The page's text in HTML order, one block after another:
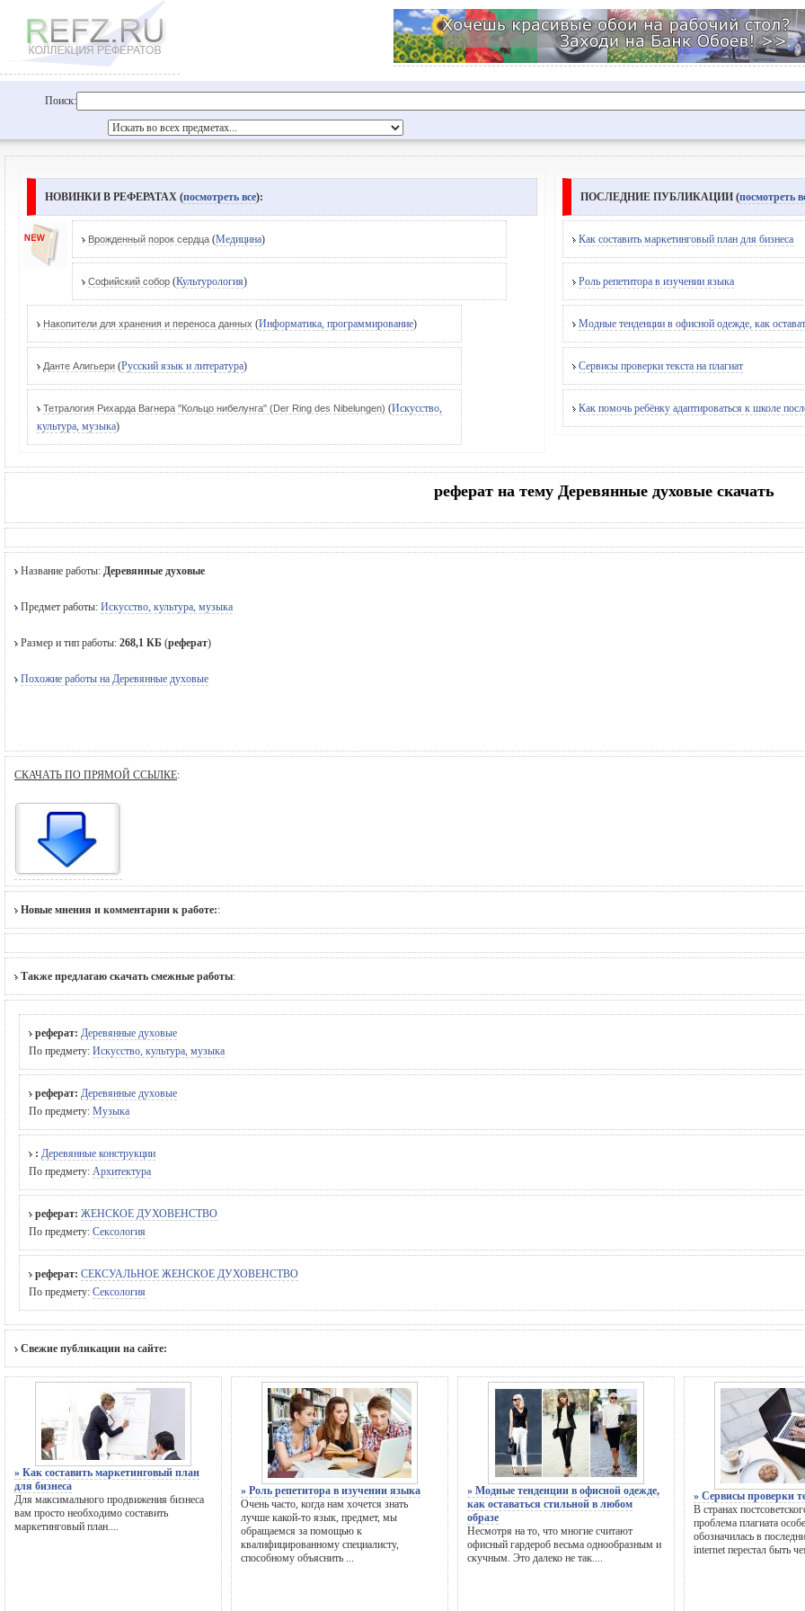
Поиск:
НОВИНКИ В РЕФЕРАТАХ (посмотреть все):
Врожденный порок сердца (Медицина)
Софийский собор (Культурология)
Накопители для хранения и переноса данных (Информатика, программирование)
Данте Алигьери (Русский язык и литература)
Тетралогия Рихарда Вагнера "Кольцо нибелунга" (Der Ring des Nibelungen) (Искусство,
культура, музыка)
ПОСЛЕДНИЕ ПУБЛИКАЦИИ (посмотреть
Как составить маркетинговый план для бизнеса
Роль репетитора в изучении языка
Модные тенденции в офисной одежде, как
Сервисы проверки текста на плагиат
Как помочь ребёнку адаптироваться к школе
реферат на тему Деревянные духовые скачать
Название работы: Деревянные духовые
Предмет работы: Искусство, культура, музыка
Размер и тип работы: 268,1 КБ (реферат)
Похожие работы на Деревянные духовые
СКАЧАТЬ ПО ПРЯМОЙ ССЫЛКЕ:
Новые мнения и комментарии к работе::
Также предлагаю скачать смежные работы:
реферат: Деревянные духовые
По предмету: Искусство, культура, музыка
реферат: Деревянные духовые
По предмету: Музыка
: Деревянные конструкции
По предмету: Архитектура
реферат: ЖЕНСКОЕ ДУХОВЕНСТВО
По предмету: Сексология
реферат: СЕКСУАЛЬНОЕ ЖЕНСКОЕ ДУХОВЕНСТВО
По предмету: Сексология
Свежие публикации на сайте:
» Как составить маркетинговый план
для бизнеса
Для максимального продвижения бизнеса
вам просто необходимо составить
маркетинговый план....
» Роль репетитора в изучении языка
Очень часто, когда нам хочется знать
лучше какой-то язык, предмет, мы
обращаемся за помощью к
квалифицированному специалисту,
способному объяснить ...
» Модные тенденции в офисной одежде,
как оставаться стильной в любом
образе
Несмотря на то, что многие считают
офисный гардероб весьма однообразным и
скучным. Это далеко не так....
» Сервисы проверки
В странах
проблема плагиата
обозначилась в
internet перестал быть